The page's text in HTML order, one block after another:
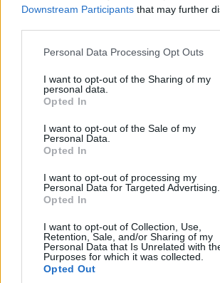
Downstream Participants that may further
Please note that this website/app uses one
not limited to your visit or usage behaviour.
grant or deny consent to Google and its
use your data for below specified purposes
consent section.
Personal Data Processing Opt Outs
I want to opt-out of the Sharing of my
personal data.
Opted In
I want to opt-out of the Sale of my
Personal Data.
Opted In
I want to opt-out of processing my
Personal Data for Targeted Advertising.
Opted In
I want to opt-out of Collection, Use,
Retention, Sale, and/or Sharing of my
Personal Data that Is Unrelated with
Purposes for which it was collected.
Opted Out
Újabb amerikai csapás
Huawei-re
láncokat is el akarja vágni.